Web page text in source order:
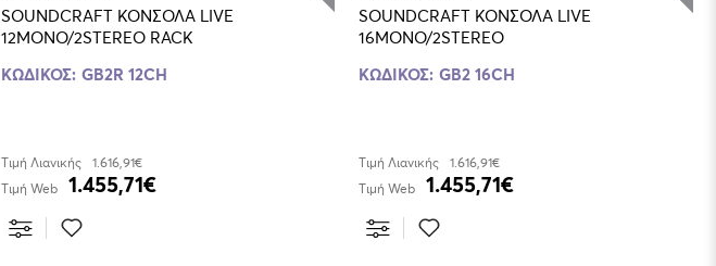
SOUNDCRAFT ΚΟΝΣΟΛΑ LIVE
12MONO/2STEREO RACK
ΚΩΔΙΚΟΣ: GB2R 12CH
Τιμή Λιανικής
1.616,91€
Τιμή Web
1.455,71€
SOUNDCRAFT ΚΟΝΣΟΛΑ LIVE
16MONO/2STEREO
ΚΩΔΙΚΟΣ: GB2 16CH
Τιμή Λιανικής
1.616,91€
Τιμή Web
1.455,71€